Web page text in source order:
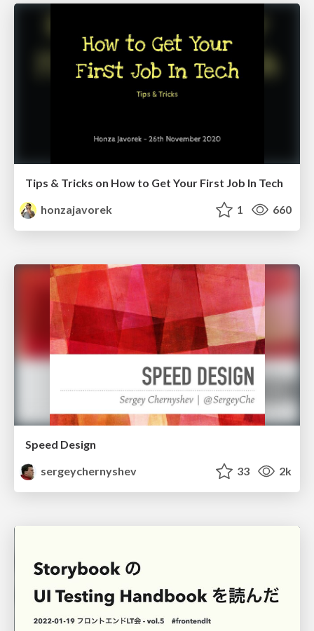
Tips & Tricks on How to Get Your First Job In Tech
honzajavorek
1 660
Speed Design
sergeychernyshev
33 2k